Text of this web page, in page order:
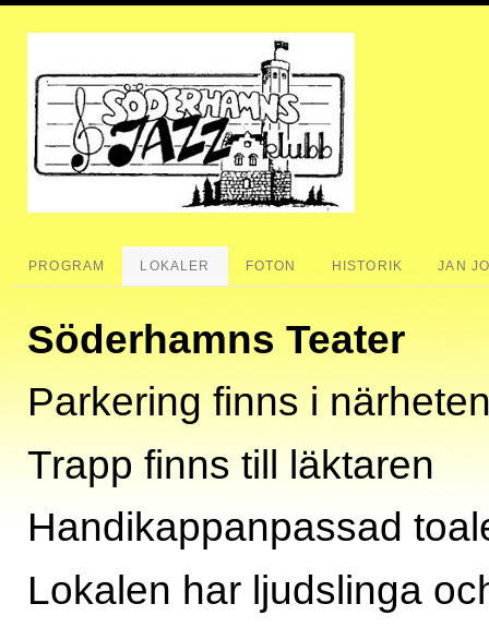
PROGRAM LOKALER FOTON HISTORIK JAN
Söderhamns Teater
Parkering finns i
Trapp finns till läktaren
Handikappanpassad
Lokalen har ljudslinga